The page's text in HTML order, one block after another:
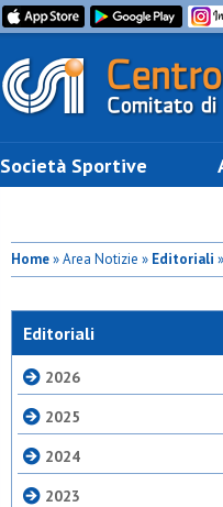
Società Sportive
Home» Area Notizie » Editoriali
Editoriali
2026
2025
2024
2023